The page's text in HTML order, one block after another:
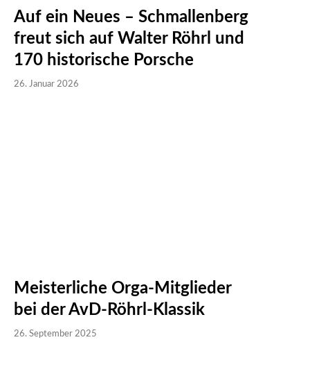
Auf ein Neues – Schmallenberg
freut sich auf Walter Röhrl und
170 historische Porsche
26. Januar 2026
Meisterliche Orga-Mitglieder
bei der AvD-Röhrl-Klassik
26. September 2025